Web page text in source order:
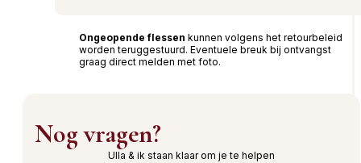
Ongeopende flessen kunnen volgens het retourbeleid
worden teruggestuurd. Eventuele breuk bij ontvangst
graag direct melden met foto.
Nog vragen?
Ulla & ik staan klaar om je te helpen